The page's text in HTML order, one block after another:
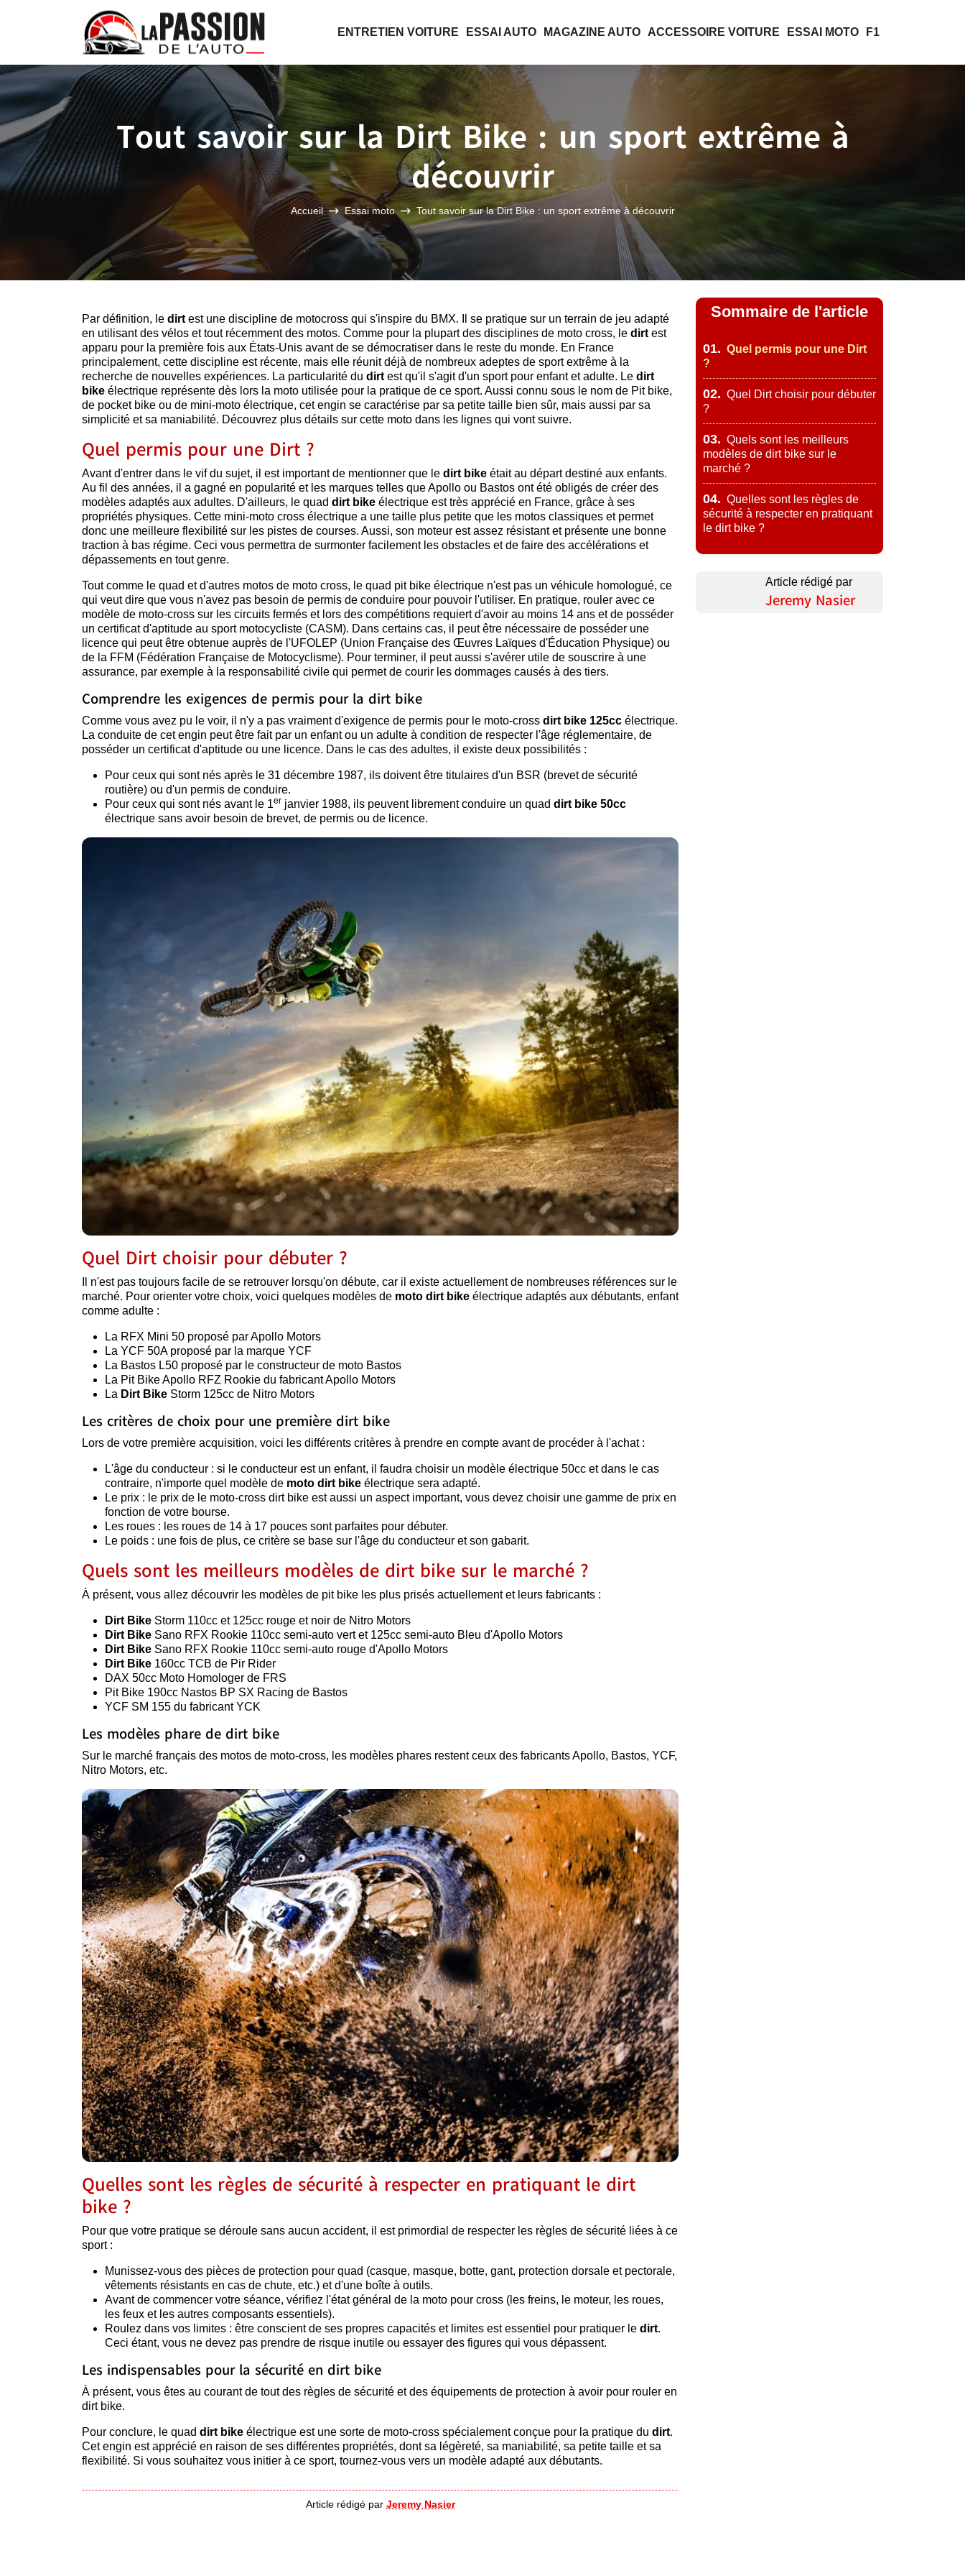
ENTRETIEN VOITURE ESSAI AUTO MAGAZINE AUTO ACCESSOIRE VOITURE ESSAI MOTO F1
Tout savoir sur la Dirt Bike : un sport extrême à
découvrir
Accueil Essai moto Tout savoir sur la Dirt Bike : un sport extrême à découvrir
Par définition, le dirt est une discipline de motocross qui s'inspire du BMX. Il se pratique sur un terrain de jeu adapté
en utilisant des vélos et tout récemment des motos. Comme pour la plupart des disciplines de moto cross, le dirt est
apparu pour la première fois aux États-Unis avant de se démocratiser dans le reste du monde. En France
principalement, cette discipline est récente, mais elle réunit déjà de nombreux adeptes de sport extrême à la
recherche de nouvelles expériences. La particularité du dirt est qu'il s'agit d'un sport pour enfant et adulte. Le dirt
bike électrique représente dès lors la moto utilisée pour la pratique de ce sport. Aussi connu sous le nom de Pit bike,
de pocket bike ou de mini-moto électrique, cet engin se caractérise par sa petite taille bien sûr, mais aussi par sa
simplicité et sa maniabilité. Découvrez plus détails sur cette moto dans les lignes qui vont suivre.
Quel permis pour une Dirt ?
Avant d'entrer dans le vif du sujet, il est important de mentionner que le dirt bike était au départ destiné aux enfants.
Au fil des années, il a gagné en popularité et les marques telles que Apollo ou Bastos ont été obligés de créer des
modèles adaptés aux adultes. D'ailleurs, le quad dirt bike électrique est très apprécié en France, grâce à ses
propriétés physiques. Cette mini-moto cross électrique a une taille plus petite que les motos classiques et permet
donc une meilleure flexibilité sur les pistes de courses. Aussi, son moteur est assez résistant et présente une bonne
traction à bas régime. Ceci vous permettra de surmonter facilement les obstacles et de faire des accélérations et
dépassements en tout genre.
Tout comme le quad et d'autres motos de moto cross, le quad pit bike électrique n'est pas un véhicule homologué, ce
qui veut dire que vous n'avez pas besoin de permis de conduire pour pouvoir l'utiliser. En pratique, rouler avec ce
modèle de moto-cross sur les circuits fermés et lors des compétitions requiert d'avoir au moins 14 ans et de posséder
un certificat d'aptitude au sport motocycliste (CASM). Dans certains cas, il peut être nécessaire de posséder une
licence qui peut être obtenue auprès de l'UFOLEP (Union Française des Œuvres Laïques d'Éducation Physique) ou
de la FFM (Fédération Française de Motocyclisme). Pour terminer, il peut aussi s'avérer utile de souscrire à une
assurance, par exemple à la responsabilité civile qui permet de courir les dommages causés à des tiers.
Comprendre les exigences de permis pour la dirt bike
Comme vous avez pu le voir, il n'y a pas vraiment d'exigence de permis pour le moto-cross dirt bike 125cc électrique.
La conduite de cet engin peut être fait par un enfant ou un adulte à condition de respecter l'âge réglementaire, de
posséder un certificat d'aptitude ou une licence. Dans le cas des adultes, il existe deux possibilités :
Pour ceux qui sont nés après le 31 décembre 1987, ils doivent être titulaires d'un BSR (brevet de sécurité
routière) ou d'un permis de conduire.
Pour ceux qui sont nés avant le 1er janvier 1988, ils peuvent librement conduire un quad dirt bike 50cc
électrique sans avoir besoin de brevet, de permis ou de licence.
Quel Dirt choisir pour débuter ?
Il n'est pas toujours facile de se retrouver lorsqu'on débute, car il existe actuellement de nombreuses références sur le
marché. Pour orienter votre choix, voici quelques modèles de moto dirt bike électrique adaptés aux débutants, enfant
comme adulte :
La RFX Mini 50 proposé par Apollo Motors
La YCF 50A proposé par la marque YCF
La Bastos L50 proposé par le constructeur de moto Bastos
La Pit Bike Apollo RFZ Rookie du fabricant Apollo Motors
La Dirt Bike Storm 125cc de Nitro Motors
Les critères de choix pour une première dirt bike
Lors de votre première acquisition, voici les différents critères à prendre en compte avant de procéder à l'achat :
L'âge du conducteur : si le conducteur est un enfant, il faudra choisir un modèle électrique 50cc et dans le cas
contraire, n'importe quel modèle de moto dirt bike électrique sera adapté.
Le prix : le prix de le moto-cross dirt bike est aussi un aspect important, vous devez choisir une gamme de prix en
fonction de votre bourse.
Les roues : les roues de 14 à 17 pouces sont parfaites pour débuter.
Le poids : une fois de plus, ce critère se base sur l'âge du conducteur et son gabarit.
Quels sont les meilleurs modèles de dirt bike sur le marché ?
À présent, vous allez découvrir les modèles de pit bike les plus prisés actuellement et leurs fabricants :
Dirt Bike Storm 110cc et 125cc rouge et noir de Nitro Motors
Dirt Bike Sano RFX Rookie 110cc semi-auto vert et 125cc semi-auto Bleu d'Apollo Motors
Dirt Bike Sano RFX Rookie 110cc semi-auto rouge d'Apollo Motors
Dirt Bike 160cc TCB de Pir Rider
DAX 50cc Moto Homologer de FRS
Pit Bike 190cc Nastos BP SX Racing de Bastos
YCF SM 155 du fabricant YCK
Les modèles phare de dirt bike
Sur le marché français des motos de moto-cross, les modèles phares restent ceux des fabricants Apollo, Bastos, YCF,
Nitro Motors, etc.
Quelles sont les règles de sécurité à respecter en pratiquant le dirt
bike ?
Pour que votre pratique se déroule sans aucun accident, il est primordial de respecter les règles de sécurité liées à ce
sport :
Munissez-vous des pièces de protection pour quad (casque, masque, botte, gant, protection dorsale et pectorale,
vêtements résistants en cas de chute, etc.) et d'une boîte à outils.
Avant de commencer votre séance, vérifiez l'état général de la moto pour cross (les freins, le moteur, les roues,
les feux et les autres composants essentiels).
Roulez dans vos limites : être conscient de ses propres capacités et limites est essentiel pour pratiquer le dirt.
Ceci étant, vous ne devez pas prendre de risque inutile ou essayer des figures qui vous dépassent.
Les indispensables pour la sécurité en dirt bike
À présent, vous êtes au courant de tout des règles de sécurité et des équipements de protection à avoir pour rouler en
dirt bike.
Pour conclure, le quad dirt bike électrique est une sorte de moto-cross spécialement conçue pour la pratique du dirt.
Cet engin est apprécié en raison de ses différentes propriétés, dont sa légèreté, sa maniabilité, sa petite taille et sa
flexibilité. Si vous souhaitez vous initier à ce sport, tournez-vous vers un modèle adapté aux débutants.
Article rédigé par Jeremy Nasier
Sommaire de l'article
01. Quel permis pour une Dirt
?
02. Quel Dirt choisir pour débuter
?
03. Quels sont les meilleurs
modèles de dirt bike sur le
marché ?
04. Quelles sont les règles de
sécurité à respecter en pratiquant
le dirt bike ?
Article rédigé par
Jeremy Nasier